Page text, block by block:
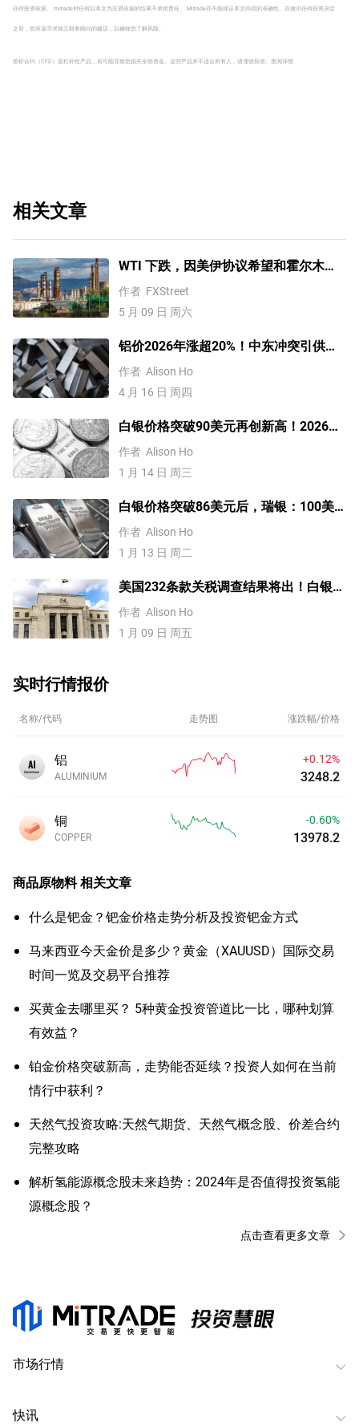
任何投资依据。 mitrade对任何以本文为交易依据的结果不承担责任。 Mitrade亦不能保证本文内容的准确性。在做出任何投资决定
之前，您应该寻求独立财务顾问的建议，以确保您了解风险。
差价合约（CFD）是杠杆性产品，有可能导致您损失全部资金。这些产品并不适合所有人，请谨慎投资。 查阅详情
相关文章
WTI 下跌，因美伊协议希望和霍尔木兹
前景对油价构成压力
作者 FXStreet
5 月 09 日 周六
铝价2026年涨超20%！中东冲突引供应
危机，未来有望突破4000美元？
作者 Alison Ho
4 月 16 日 周四
白银价格突破90美元再创新高！2026年
有望涨至300美元？
作者 Alison Ho
1 月 14 日 周三
白银价格突破86美元后，瑞银：100美
元不是梦！
作者 Alison Ho
1 月 13 日 周二
美国232条款关税调查结果将出！白银、
铂金和钯金迎巨震？
作者 Alison Ho
1 月 09 日 周五
实时行情报价
名称/代码 走势图 涨跌幅/价格
铝
ALUMINIUM
+0.12%
3248.2
铜
COPPER
-0.60%
13978.2
商品原物料相关文章
什么是钯金？钯金价格走势分析及投资钯金方式
马来西亚今天金价是多少？黄金（XAUUSD）国际交易
时间一览及交易平台推荐
买黄金去哪里买？ 5种黄金投资管道比一比，哪种划算
有效益？
铂金价格突破新高，走势能否延续？投资人如何在当前
情行中获利？
天然气投资攻略:天然气期货、天然气概念股、价差合约
完整攻略
解析氢能源概念股未来趋势：2024年是否值得投资氢能
源概念股？
点击查看更多文章
市场行情
快讯